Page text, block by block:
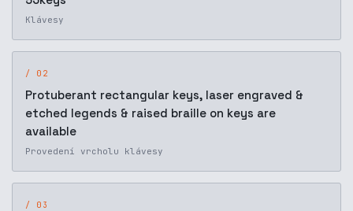
Klávesy
/ 02
Protuberant rectangular keys, laser engraved &
etched legends & raised braille on keys are
available
Provedení vrcholu klávesy
/ 03